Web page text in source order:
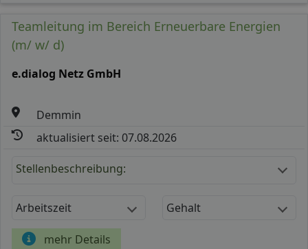
Teamleitung im Bereich Erneuerbare Energien
(m/ w/ d)
e.dialog Netz GmbH
Demmin
aktualisiert seit: 07.08.2026
Stellenbeschreibung:
Arbeitszeit Gehalt
mehr Details